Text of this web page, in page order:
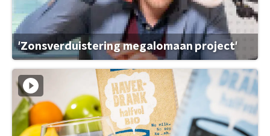
'Zonsverduistering megalomaan project'